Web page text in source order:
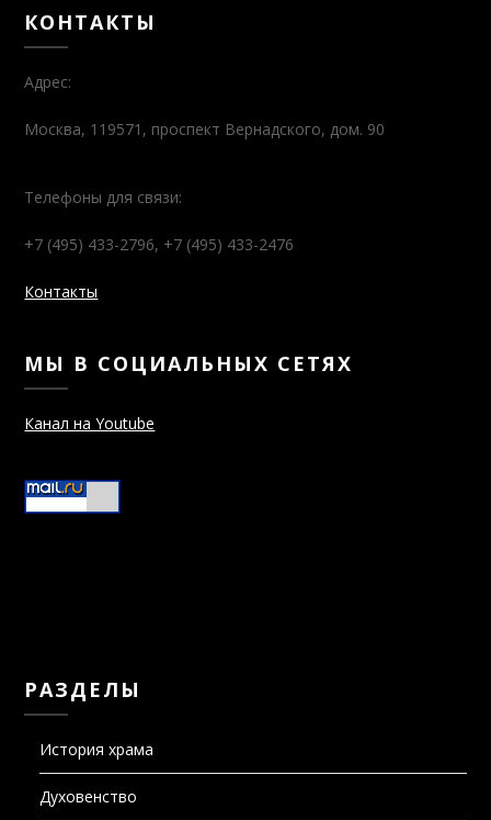
КОНТАКТЫ
Адрес:
Москва, 119571, проспект Вернадского, дом. 90
Телефоны для связи:
+7 (495) 433-2796, +7 (495) 433-2476
Контакты
МЫ В СОЦИАЛЬНЫХ СЕТЯХ
Канал на Youtube
РАЗДЕЛЫ
История храма
Духовенство